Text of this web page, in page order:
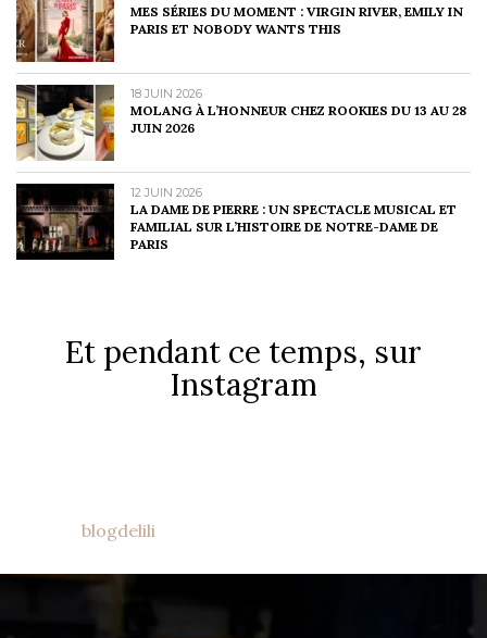
MES SÉRIES DU MOMENT : VIRGIN RIVER, EMILY IN
PARIS ET NOBODY WANTS THIS
18 JUIN 2026
MOLANG À L’HONNEUR CHEZ ROOKIES DU 13 AU 28
JUIN 2026
12 JUIN 2026
LA DAME DE PIERRE : UN SPECTACLE MUSICAL ET
FAMILIAL SUR L’HISTOIRE DE NOTRE-DAME DE
PARIS
Et pendant ce temps, sur
Instagram
blogdelili